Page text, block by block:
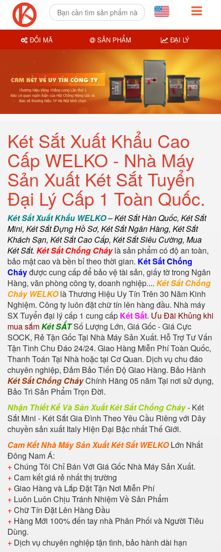
Két Sắt Xuất Khẩu Cao
Cấp WELKO - Nhà Máy
Sản Xuất Két Sắt Tuyển
Đại Lý Cấp 1 Toàn Quốc.
Két Sắt Xuất Khẩu WELKO–Két Sắt Hàn Quốc, Két Sắt
Mini, Két Sắt Đựng Hồ Sơ, Két Sắt Ngân Hàng, Két Sắt
Khách Sạn, Két Sắt Cao Cấp, Két Sắt Siêu Cường, Mua
Két Sắt. Két Sắt Chống Cháylà sản phẩm có độ an toàn,
bảo mật cao và bền bỉ theo thời gian. Két Sắt Chống
Cháyđược cung cấp để bảo vệ tài sản, giấy tờ trong Ngân
Hàng, văn phòng công ty, doanh nghiệp.... Két Sắt Chống
Cháy WELKOlà Thương Hiệu Uy Tín Trên 30 Năm Kinh
Nghiệm. Công ty luôn đặt chữ tín lên hàng đầu. Nhà máy
SX Tuyển đại lý cấp 1 cung cấp Két Sắt. Ưu Đãi Khủng khi
mua sắmKét SẮTSố Lượng Lớn, Giá Gốc - Giá Cực
SOCK, Rẻ Tận Gốc Tại Nhà Máy Sản Xuất. Hỗ Trợ Tư Vấn
Tận Tình Chu Đáo 24/24. Giao Hàng Miễn Phí Toàn Quốc,
Thanh Toán Tại Nhà hoặc tại Cơ Quan. Dịch vụ chu đáo
chuyên nghiệp, Đảm Bảo Tiến Độ Giao Hàng. Bảo Hành
Két Sắt Chống CháyChính Hãng 05 năm Tại nơi sử dụng,
Bảo Trì Sản Phẩm Trọn Đời.
Nhận Thiết Kế Và Sản Xuất Két Sắt Chống Cháy- Két
Sắt Mini - Két Sắt Gia Đình Theo Yêu Cầu Riêng với Dây
chuyền sản xuất Italy Hiện Đại Bậc nhất Thế Giới.
Cam Kết Nhà Máy Sản Xuất Két Sắt WELKOLớn Nhất
Đông Nam Á:
+Chúng Tôi Chỉ Bán Với Giá Gốc Nhà Máy Sản Xuất.
+Cam kết giá rẻ nhất thị trường
+Giao Hàng và Lắp Đặt Tận Nơi Miễn Phí
+ Luôn Luôn Chịu Tránh Nhiệm Về Sản Phẩm
+Chữ Tín Đặt Lên Hàng Đầu
+ Hàng Mới 100% đến tay nhà Phân Phối và Người Tiêu
Dùng.
+ Dịch vụ chuyên nghiệp tận tình, bảo hành dài hạn
ĐỔI MÃ SẢN PHẨM ĐẠI LÝ